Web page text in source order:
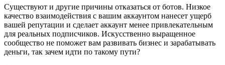
Существуют и другие причины отказаться от ботов. Низкое
качество взаимодействия с вашим аккаунтом нанесет ущерб
вашей репутации и сделает аккаунт менее привлекательным
для реальных подписчиков. Искусственно выращенное
сообщество не поможет вам развивать бизнес и зарабатывать
деньги, так зачем идти по такому пути?